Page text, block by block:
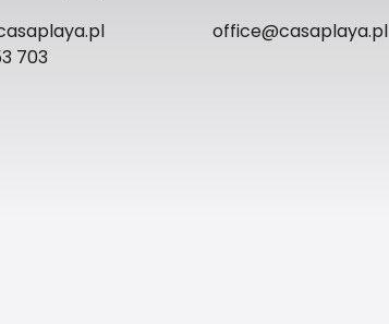
703
office@casaplaya.pl